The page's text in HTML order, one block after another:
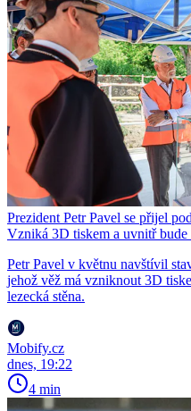
Prezident Petr Pavel se přijel
Vzniká 3D tiskem a uvnitř bude
Petr Pavel v květnu navštívil
jehož věž má vzniknout 3D
lezecká stěna.
Mobify.cz
dnes, 19:22
4 min